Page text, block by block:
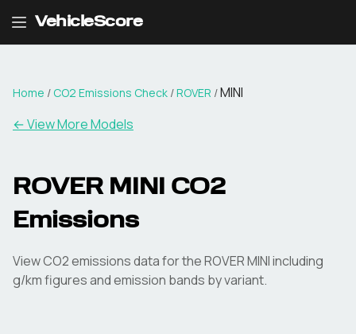
VehicleScore
Home / CO2 Emissions Check /ROVER /MINI
← View More Models
ROVER MINI CO2
Emissions
View CO2 emissions data for theROVERMINIincluding
g/km figures and emission bands by variant.